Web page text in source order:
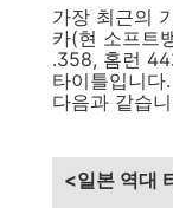
가장 최근의
카(현 소프트
.358, 홈런
타이틀입니
다음과 같습
<일본 역대